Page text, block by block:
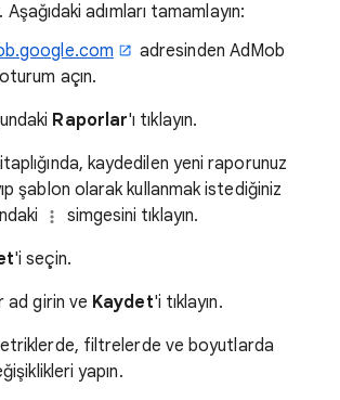
adımları tamamlayın:
adresinden AdMob
açın.
Raporlar'ı tıklayın.
kaydedilen yeni raporunuz
şablon olarak kullanmak istediğiniz
simgesini tıklayın.
'i seçin.
ad girin ve Kaydet'i tıklayın.
filtrelerde ve boyutlarda
yapın.